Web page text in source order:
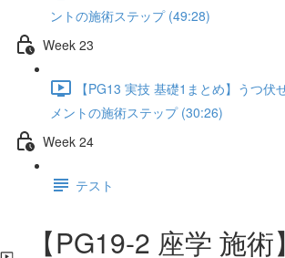
ントの施術ステップ (49:28)
Week 23
【PG13 実技 基礎1まとめ】うつ伏
メントの施術ステップ (30:26)
Week 24
テスト
【PG19-2 座学 施